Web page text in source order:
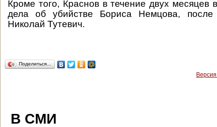
Кроме того, Краснов в течение двух месяцев
дела об убийстве Бориса Немцова,
Николай Тутевич.
Поделиться…
В СМИ